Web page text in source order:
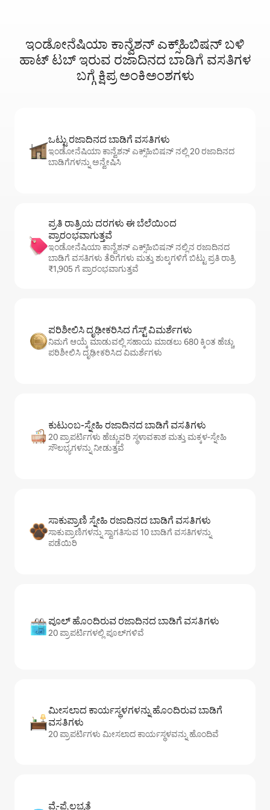
ಇಂಡೋನೆಷಿಯಾ ಕಾನ್ವೆಶನ್ ಎಕ್ಸ್‌ಹಿಬಿಷನ್ ಬಳಿ
ಹಾಟ್ ‌ಟಬ್ ಇರುವ ರಜಾದಿನದ ಬಾಡಿಗೆ ವಸತಿಗಳ
ಬಗ್ಗೆ ಕ್ಷಿಪ್ರ ಅಂಕಿಅಂಶಗಳು
ಒಟ್ಟು ರಜಾದಿನದ ಬಾಡಿಗೆ ವಸತಿಗಳು
ಇಂಡೋನೆಷಿಯಾ ಕಾನ್ವೆಶನ್ ಎಕ್ಸ್‌ಹಿಬಿಷನ್ ನಲ್ಲಿ 20 ರಜಾದಿನದ
ಬಾಡಿಗೆಗಳನ್ನು ಅನ್ವೇಷಿಸಿ
ಪ್ರತಿ ರಾತ್ರಿಯ ದರಗಳು ಈ ಬೆಲೆಯಿಂದ
ಪ್ರಾರಂಭವಾಗುತ್ತವೆ
ಇಂಡೋನೆಷಿಯಾ ಕಾನ್ವೆಶನ್ ಎಕ್ಸ್‌ಹಿಬಿಷನ್ ನಲ್ಲಿನ ರಜಾದಿನದ
ಬಾಡಿಗೆ ವಸತಿಗಳು ತೆರಿಗೆಗಳು ಮತ್ತು ಶುಲ್ಕಗಳಿಗೆ ಬಿಟ್ಟು ಪ್ರತಿ ರಾತ್ರಿ
₹1,905 ಗೆ ಪ್ರಾರಂಭವಾಗುತ್ತವೆ
ಪರಿಶೀಲಿಸಿ ದೃಢೀಕರಿಸಿದ ಗೆಸ್ಟ್ ವಿಮರ್ಶೆಗಳು
ನಿಮಗೆ ಆಯ್ಕೆ ಮಾಡುವಲ್ಲಿ ಸಹಾಯ ಮಾಡಲು 680 ಕ್ಕಿಂತ ಹೆಚ್ಚು
ಪರಿಶೀಲಿಸಿ ದೃಢೀಕರಿಸಿದ ವಿಮರ್ಶೆಗಳು
ಕುಟುಂಬ-ಸ್ನೇಹಿ ರಜಾದಿನದ ಬಾಡಿಗೆ ವಸತಿಗಳು
20 ಪ್ರಾಪರ್ಟಿಗಳು ಹೆಚ್ಚುವರಿ ಸ್ಥಳಾವಕಾಶ ಮತ್ತು ಮಕ್ಕಳ-ಸ್ನೇಹಿ
ಸೌಲಭ್ಯಗಳನ್ನು ನೀಡುತ್ತವೆ
ಸಾಕುಪ್ರಾಣಿ ಸ್ನೇಹಿ ರಜಾದಿನದ ಬಾಡಿಗೆ ವಸತಿಗಳು
ಸಾಕುಪ್ರಾಣಿಗಳನ್ನು ಸ್ವಾಗತಿಸುವ 10 ಬಾಡಿಗೆ ವಸತಿಗಳನ್ನು
ಪಡೆಯಿರಿ
ಪೂಲ್ ಹೊಂದಿರುವ ರಜಾದಿನದ ಬಾಡಿಗೆ ವಸತಿಗಳು
20 ಪ್ರಾಪರ್ಟಿಗಳಲ್ಲಿ ಪೂಲ್‌‌‌‌‌‌‌‌‌ಗಳಿವೆ
ಮೀಸಲಾದ ಕಾರ್ಯಸ್ಥಳಗಳನ್ನು ಹೊಂದಿರುವ ಬಾಡಿಗೆ
ವಸತಿಗಳು
20 ಪ್ರಾಪರ್ಟಿಗಳು ಮೀಸಲಾದ ಕಾರ್ಯಸ್ಥಳವನ್ನು ಹೊಂದಿವೆ
ವೈ-ಫೈ ಲಭ್ಯತೆ